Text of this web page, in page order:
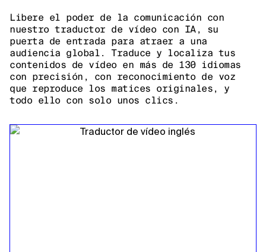
Libere el poder de la comunicación con
nuestro traductor de vídeo con IA, su
puerta de entrada para atraer a una
audiencia global. Traduce y localiza tus
contenidos de vídeo en más de 130 idiomas
con precisión, con reconocimiento de voz
que reproduce los matices originales, y
todo ello con solo unos clics.